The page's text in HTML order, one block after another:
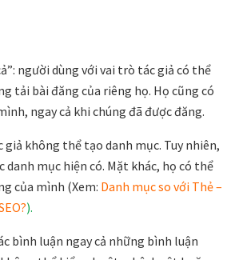
người dùng với vai trò tác giả có thể
tải bài đăng của riêng họ. Họ cũng có
ngay cả khi chúng đã được đăng.
giả không thể tạo danh mục. Tuy nhiên,
danh mục hiện có. Mặt khác, họ có thể
của mình (Xem: Danh mục so với Thẻ –
).
bình luận ngay cả những bình luận